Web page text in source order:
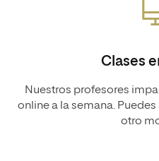
Clases
Nuestros profesores
online a la semana.
otro